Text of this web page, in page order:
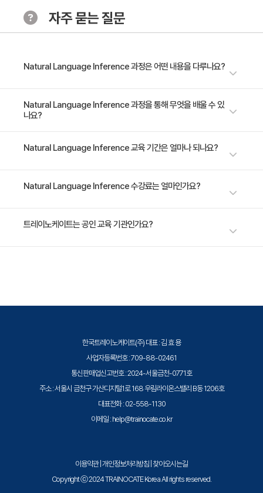
짜 뉴스 탐지 시스템을 개발합니다.
1단계: 데이터 수집 및 전처리
합니다. 이 데이터는 학습 과정에서 모델이 사실과 조작
를 제거하고, NLI 모델 학습에 적합한 형태로 변환합니다.
징을 추출합니다.
NLI 모델 설계: 사전에 학습된 언어 모델(BERT,
(Entailment), 모순되는지(Contradiction), 또는 무관
한지(Neutral)를 판별합니다.
3단계: 평가 및 최적화
평가: 학습된 모델을 검증하기 위해, 별도로 준비된 테스
최적화: 모델의 성능을 개선하기 위해 하이퍼파라미터 조
정, 추가 학습 데이터 활용, 모델 구조 변경 등의 최적화 작
자주 묻는 질문
Natural Language Inference 과정은 어떤 내용을 다루나요?
이 강의는 자연어 추론(NLI)의 모든 것을 심도 있게 다루며, 참가자들이 최신
NLI 모델을 직접 구축하고 훈련할 수 있도록 설계되었습니다. 사전 훈련된
을 적용하는 방법까지, 이론과 실습을 결합한 커리큘럼을 통해 여러분의 자
연어 처리 능력을 한 단계 업그레이드할 수 있습니다. 자연어 이해의 미래를
Natural Language Inference 과정을 통해 무엇을 배울 수 있
나요?
자연어 추론의 기본 원리에서부터 고급 모델링 전략까지 실습을 통해 이해하
Natural Language Inference 교육 기간은 얼마나 되나요?
3일 과정입니다. 상세 일정은 교육 페이지에서 확인하실 수 있습니다.
Natural Language Inference 수강료는 얼마인가요?
수강료는 1,200,000원(VAT 별도)입니다. 고용보험 환급 및 기업 할인 혜택
트레이노케이트는 공인 교육 기관인가요?
한국트레이노케이트(주) 대표 : 김 효 용
사업자등록번호 : 709-88-02461
통신판매업신고번호 : 2024-서울금천-0771호
주소 : 서울시 금천구 가산디지털1로 168 우림라이온스밸리 B동 1206호
대표전화 : 02-558-1130
이메일 : help@trainocate.co.kr
이용약관| 개인정보처리방침 찾아오시는길
Copyright ⓒ 2024 TRAINOCATE Korea All rights reserved.